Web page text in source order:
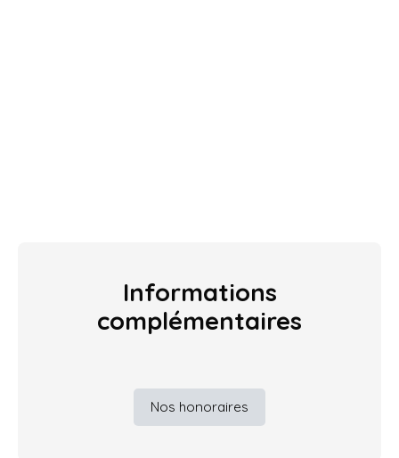
Informations
complémentaires
Nos honoraires